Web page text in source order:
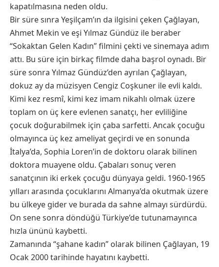
kapatılmasına neden oldu.
Bir süre sınra Yeşilçam’ın da ilgisini çeken Çağlayan,
Ahmet Mekin ve eşi Yılmaz Gündüz ile beraber
“Sokaktan Gelen Kadın” filmini çekti ve sinemaya adım
attı. Bu süre için birkaç filmde daha başrol oynadı. Bir
süre sonra Yılmaz Gündüz’den ayrılan Çağlayan,
dokuz ay da müzisyen Cengiz Coşkuner ile evli kaldı.
Kimi kez resmî, kimi kez imam nikahlı olmak üzere
toplam on üç kere evlenen sanatçı, her evliliğine
çocuk doğurabilmek için çaba sarfetti. Ancak çocuğu
olmayınca üç kez ameliyat geçirdi ve en sonunda
İtalya’da, Sophia Loren’in de doktoru olarak bilinen
doktora muayene oldu. Çabaları sonuç veren
sanatçının iki erkek çocuğu dünyaya geldi. 1960-1965
yılları arasında çocuklarını Almanya’da okutmak üzere
bu ülkeye gider ve burada da sahne almayı sürdürdü.
On sene sonra döndüğü Türkiye’de tutunamayınca
hızla ününü kaybetti.
Zamanında “şahane kadın” olarak bilinen Çağlayan, 19
Ocak 2000 tarihinde hayatını kaybetti.